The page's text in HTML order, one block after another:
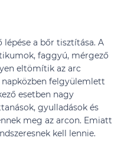
a bőr tisztítása. A
faggyú, mérgező
eltömítik az arc
napközben felgyülemlett
esetben nagy
gyulladások és
meg az arcon. Emiatt
kell lennie.